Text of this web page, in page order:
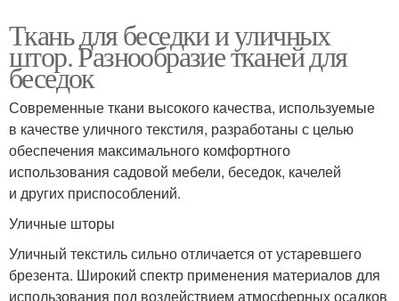
Ткань для беседки и уличных
штор. Разнообразие тканей для
беседок
Современные ткани высокого качества, используемые
в качестве уличного текстиля, разработаны с целью
обеспечения максимального комфортного
использования садовой мебели, беседок, качелей
и других приспособлений.
Уличные шторы
Уличный текстиль сильно отличается от устаревшего
брезента. Широкий спектр применения материалов для
использования под воздействием атмосферных осадков